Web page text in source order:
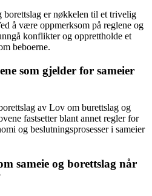
borettslag er nøkkelen til et trivelig
å være oppmerksom på reglene og
konflikter og opprettholde et
beboerne.
som gjelder for sameier
av Lov om burettslag og
fastsetter blant annet regler for
og beslutningsprosesser i sameier
sameie og borettslag når